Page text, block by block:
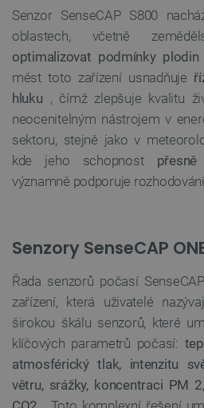
Senzor SenseCAP S800
oblastech, včetně
optimalizovat podmínky plodin
měst toto zařízení usnadňuje
hluku , čímž zlepšuje kvalitu
neocenitelným nástrojem v
sektoru, stejně jako v
kde jeho schopnost
významně podporuje rozhodování.
Senzory SenseCAP
Řada senzorů počasí
zařízení, která uživatelé
širokou škálu senzorů, které
klíčových parametrů počasí:
atmosférický tlak, intenzitu
větru, srážky, koncentraci PM